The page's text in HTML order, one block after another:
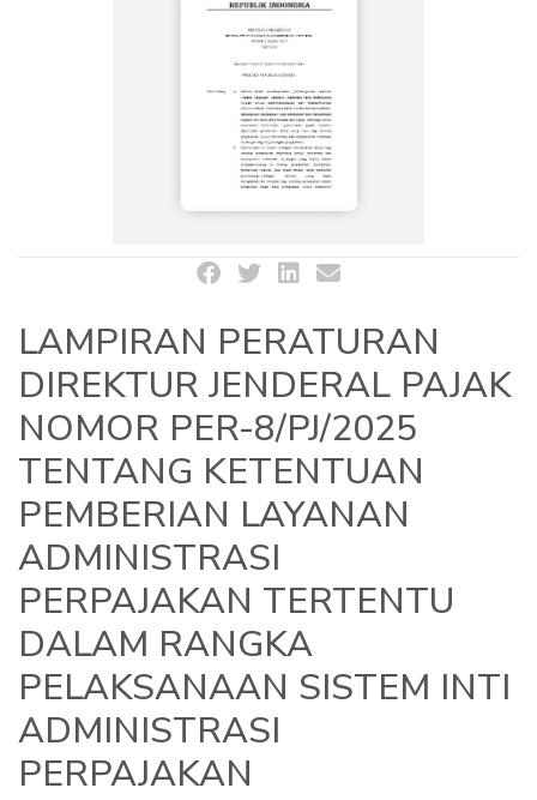
LAMPIRAN PERATURAN
DIREKTUR JENDERAL PAJAK
NOMOR PER-8/PJ/2025
TENTANG KETENTUAN
PEMBERIAN LAYANAN
ADMINISTRASI
PERPAJAKAN TERTENTU
DALAM RANGKA
PELAKSANAAN SISTEM INTI
ADMINISTRASI
PERPAJAKAN